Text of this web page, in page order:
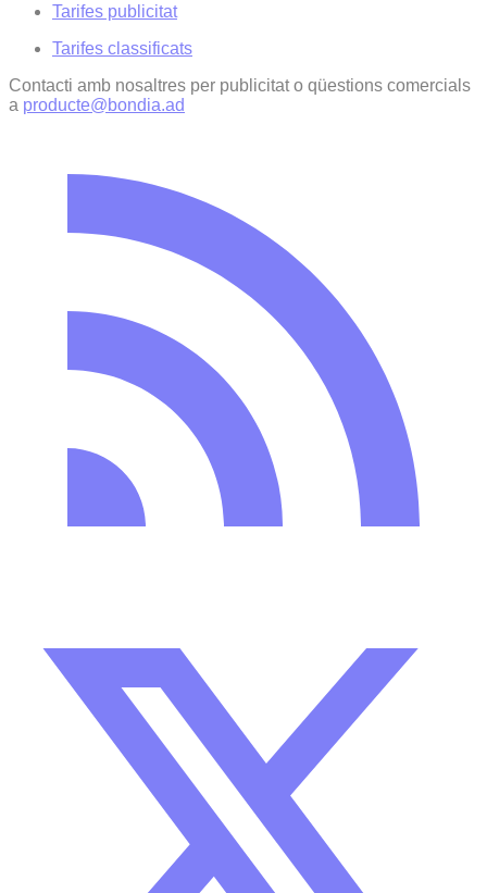
Tarifes publicitat
Tarifes classificats
Contacti amb nosaltres per publicitat o qüestions comercials
a producte@bondia.ad